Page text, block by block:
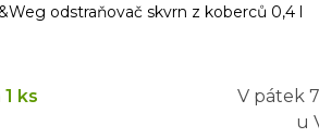
odstraňovač skvrn z koberců 0,4 l
ks V pátek
u